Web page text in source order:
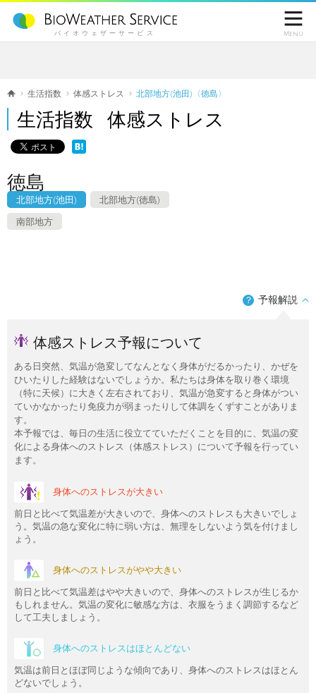
バイオウェザーサービス

Menu
生活指数 体感ストレス 北部地方(池田)〈徳島〉
生活指数 体感ストレス
徳島
北部地方(池田) 北部地方(徳島)
南部地方
？ 予報解説
体感ストレス予報について
ある日突然、気温が急変してなんとなく身体がだるかったり、かぜを
ひいたりした経験はないでしょうか。私たちは身体を取り巻く環境
（特に天候）に大きく左右されており、気温が急変すると身体がつい
ていかなかったり免疫力が弱まったりして体調をくずすことがありま
す。
本予報では、毎日の生活に役立てていただくことを目的に、気温の変
化による身体へのストレス（体感ストレス）について予報を行ってい
ます。
身体へのストレスが大きい
前日と比べて気温差が大きいので、身体へのストレスも大きいでしょ
う。気温の急な変化に特に弱い方は、無理をしないよう気を付けまし
ょう。
身体へのストレスがやや大きい
前日と比べて気温差はやや大きいので、身体へのストレスが生じるか
もしれません。気温の変化に敏感な方は、衣服をうまく調節するなど
して工夫しましょう。
身体へのストレスはほとんどない
気温は前日とほぼ同じような傾向であり、身体へのストレスはほとん
どないでしょう。